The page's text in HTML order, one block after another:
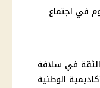
في اجتماع
في سلافة
الوطنية